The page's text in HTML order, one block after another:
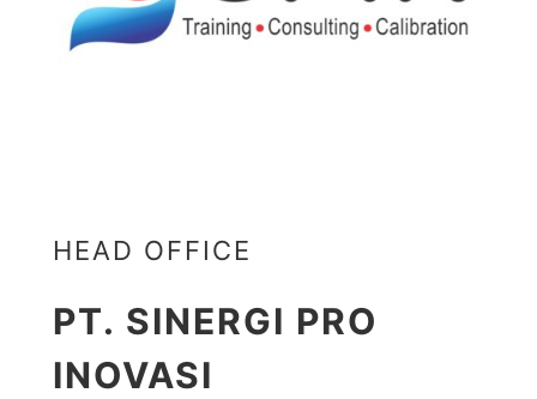
HEAD OFFICE
PT. SINERGI PRO
INOVASI